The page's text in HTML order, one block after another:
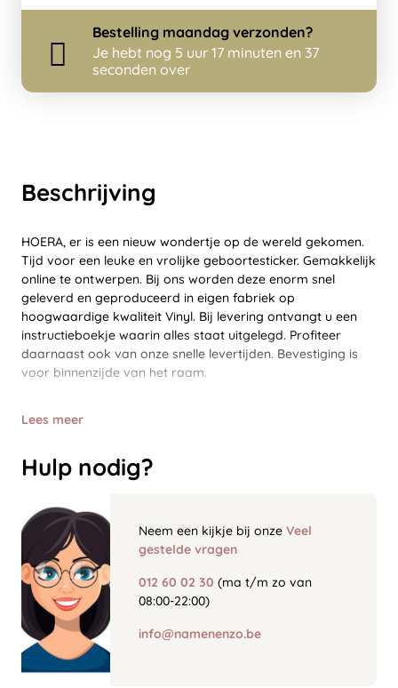
Beschrijving
HOERA, er is een nieuw wondertje op de wereld gekomen.
Tijd voor een leuke en vrolijke geboortesticker. Gemakkelijk
online te ontwerpen. Bij ons worden deze enorm snel
geleverd en geproduceerd in eigen fabriek op
hoogwaardige kwaliteit Vinyl. Bij levering ontvangt u een
instructieboekje waarin alles staat uitgelegd. Profiteer
daarnaast ook van onze snelle levertijden. Bevestiging is
voor binnenzijde van het raam.
Lees meer
Hulp nodig?
Neem een kijkje bij onze Veel
gestelde vragen
012 60 02 30 (ma t/m zo van
08:00-22:00)
info@namenenzo.be
Bestelling maandag verzonden?
Je hebt nog 5 uur 17 minuten en 37
seconden over